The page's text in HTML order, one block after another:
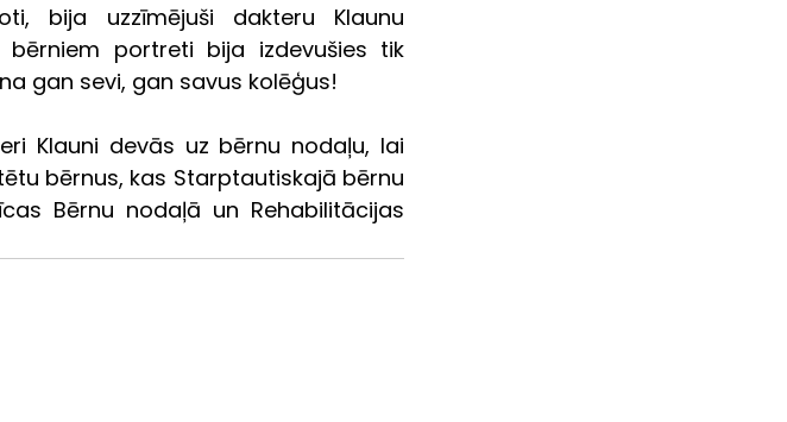
bija uzzīmējuši dakteru Klaunu
bērniem portreti bija izdevušies tik
gan sevi, gan savus kolēģus!
Klauni devās uz bērnu nodaļu, lai
bērnus, kas Starptautiskajā bērnu
Bērnu nodaļā un Rehabilitācijas